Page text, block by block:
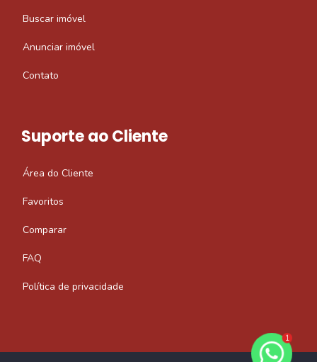
Buscar imóvel
Anunciar imóvel
Contato
Suporte ao Cliente
Área do Cliente
Favoritos
Comparar
FAQ
Política de privacidade
1